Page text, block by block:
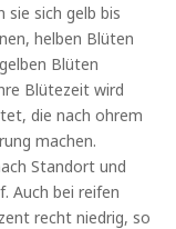
sich gelb bis
helben Blüten
Blüten
Blütezeit wird
die nach ohrem
machen.
Standort und
Auch bei reifen
recht niedrig, so